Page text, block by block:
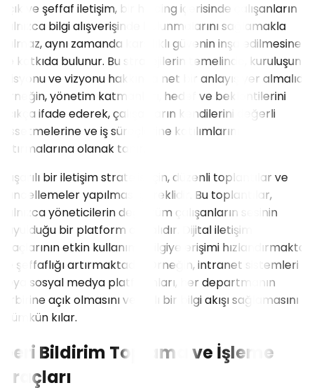
Açık ve şeffaf iletişim, bir holding içerisinde çalışanların
yalnızca bilgi alışverişinde bulunmalarını sağlamakla
kalmaz, aynı zamanda karşılıklı güvenin inşa edilmesine
de katkıda bulunur. Bu stratejilerin temelinde, kuruluşun
misyonu ve vizyonu hakkında net bir anlayış yer almalıdır.
Örneğin, yönetim katmanları, hedef ve beklentilerini
açıkça ifade ederek, çalışanların kendilerini değerli
hissetmelerine ve iş süreçlerine katılımlarını
artırmalarına olanak tanır.
Başarılı bir iletişim stratejisi için, düzenli toplantılar ve
güncellemeler yapılması gereklidir. Bu toplantılar,
yalnızca yöneticilerin değil, tüm çalışanların sesinin
duyulduğu bir platform olmalıdır. Dijital iletişim
araçlarının etkin kullanımı, bilgiye erişimi hızlandırmakta
ve şeffaflığı artırmaktadır. Örneğin, intranet sistemleri
veya sosyal medya platformları, her departmanın
birbirine açık olmasını ve hızlı bir bilgi akışı sağlamasını
mümkün kılar.
Geri Bildirim Toplama ve İşleme
Araçları